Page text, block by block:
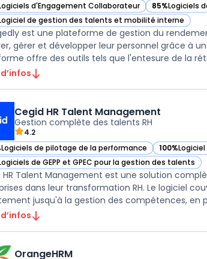
d'Engagement Collaborateur
Engagedly dans cette catégorie 85%Logiciels
— voir
de gestion des talents et mobilité interne
Engagedly dans cette catégorie
est une plateforme de gestion du
gérer et développer leur personnel grâce à
offre des outils tels que l'entesure de la
Cegid HR Talent Management
Gestion complète des talents RH
4.2
Logiciels de pilotage de la performance
Cegid HR Talent Management dans cette catégorie
100%
— voir Cegid
de GEPP et GPEC pour la gestion des talents
Cegid HR Talent Management dans cette catégorie
HR Talent Management est une solution
dans leur transformation RH. Le logiciel
jusqu'à la gestion des compétences, en
OrangeHRM